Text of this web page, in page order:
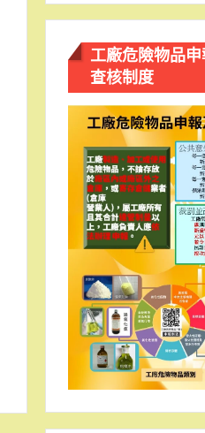
工廠危險物品
查核制度